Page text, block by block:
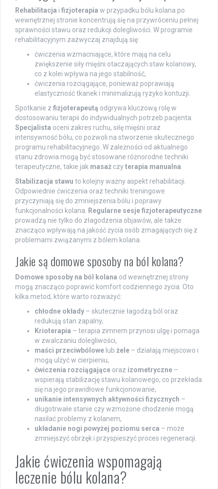
Rehabilitacja i fizjoterapia w przypadku bólu kolana po
wewnętrznej stronie koncentrują się na przywróceniu pełnej
sprawności stawu oraz redukcji dolegliwości. W programie
rehabilitacyjnym zazwyczaj znajdują się:
ćwiczenia wzmacniające, które mają na celu
zwiększenie siły mięśni otaczających staw kolanowy,
co z kolei wpływa na jego stabilność,
ćwiczenia rozciągające, ponieważ poprawiają
elastyczność tkanek i minimalizują ryzyko kontuzji.
Spotkanie z fizjoterapeutą odgrywa kluczową rolę w
dostosowaniu terapii do indywidualnych potrzeb pacjenta.
Specjalista oceni zakres ruchu, siłę mięśni oraz
intensywność bólu, co pozwoli na stworzenie skutecznego
programu rehabilitacyjnego. W zależności od aktualnego
stanu zdrowia mogą być stosowane różnorodne techniki
terapeutyczne, takie jak masaż czyterapia manualna.
Stabilizacja stawu to kolejny ważny aspekt rehabilitacji.
Odpowiednie ćwiczenia oraz techniki treningowe
przyczyniają się do zmniejszenia bólu i poprawy
funkcjonalności kolana. Regularne sesje fizjoterapeutyczne
prowadzą nie tylko do złagodzenia objawów, ale także
znacząco wpływają na jakość życia osób zmagających się z
problemami związanymi z bólem kolana.
Jakie są domowe sposoby na ból kolana?
Domowe sposoby na ból kolana od wewnętrznej strony
mogą znacząco poprawić komfort codziennego życia. Oto
kilka metod, które warto rozważyć:
chłodne okłady – skutecznie łagodzą ból oraz
redukują stan zapalny,
Krioterapia – terapia zimnem przynosi ulgę i pomaga
w zwalczaniu dolegliwości,
maści przeciwbólowe lub żele – działają miejscowo i
mogą ulżyć w cierpieniu,
ćwiczenia rozciągające oraz izometryczne –
wspierają stabilizację stawu kolanowego, co przekłada
się na jego prawidłowe funkcjonowanie,
unikanie intensywnych aktywności fizycznych –
długotrwałe stanie czy wzmożone chodzenie mogą
nasilać problemy z kolanem,
układanie nogi powyżej poziomu serca – może
zmniejszyć obrzęk i przyspieszyć proces regeneracji.
Jakie ćwiczenia wspomagają
leczenie bólu kolana?